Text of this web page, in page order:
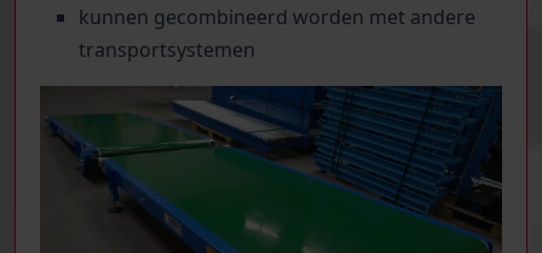
kunnen gecombineerd worden met andere
transportsystemen